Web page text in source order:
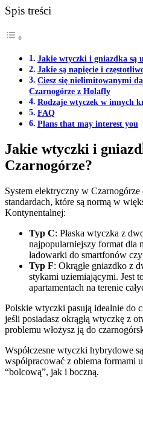
Spis treści
Jakie wtyczki i gniazdka są
Jakie są napięcie i
Ciesz się nielimitowanymi
Czarnogórze z Holafly
Rodzaje wtyczek w innych
FAQ
Plans that may interest you
Jakie wtyczki i
Czarnogórze?
System elektryczny w Czarnogórze
standardach, które są normą w
Kontynentalnej:
Typ C: Płaska wtyczka z
najpopularniejszy format dla
ładowarki do smartfonów
Typ F: Okrągłe gniazdko z
stykami uziemiającymi. Jest
apartamentach na terenie
Polskie wtyczki pasują idealnie do
jeśli posiadasz okrągłą wtyczkę z
problemu włożysz ją do
Współczesne wtyczki hybrydowe
współpracować z obiema formami
“bolcową”, jak i boczną.